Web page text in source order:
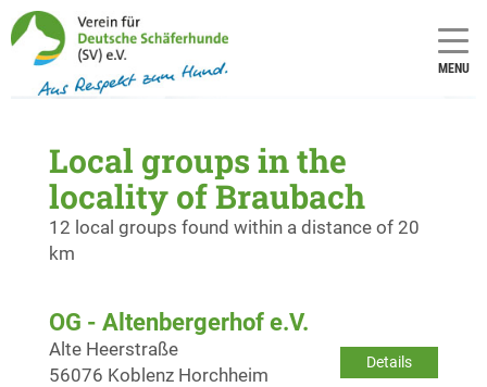
MENU
Local groups in the
locality of Braubach
12 local groups found within a distance of 20
km
OG - Altenbergerhof e.V.
Details
Alte Heerstraße
56076 Koblenz Horchheim